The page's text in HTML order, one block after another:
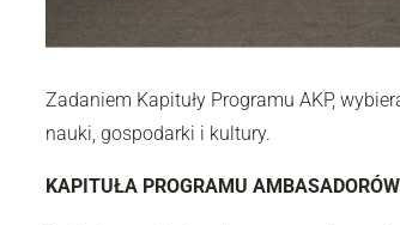
Zadaniem Kapituły Programu AKP,
nauki, gospodarki i kultury.
KAPITUŁA PROGRAMU